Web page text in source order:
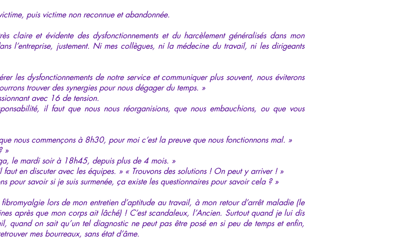
puis victime non reconnue et abandonnée.
claire et évidente des dysfonctionnements et du harcèlement généralisés dans mon
l’entreprise, justement. Ni mes collègues, ni la médecine du travail, ni les dirigeants
les dysfonctionnements de notre service et communiquer plus souvent, nous éviterons
trouver des synergies pour nous dégager du temps. »
avec 16 de tension.
il faut que nous nous réorganisions, que nous embauchions, ou que vous
nous commençons à 8h30, pour moi c’est la preuve que nous fonctionnons mal. »
»
le mardi soir à 18h45, depuis plus de 4 mois. »
en discuter avec les équipes. » « Trouvons des solutions ! On peut y arriver ! »
pour savoir si je suis surmenée, ça existe les questionnaires pour savoir cela ? »
lors de mon entretien d’aptitude au travail, à mon retour d’arrêt maladie (le
après que mon corps ait lâché) ! C’est scandaleux, l’Ancien. Surtout quand je lui dis
quand on sait qu’un tel diagnostic ne peut pas être posé en si peu de temps et enfin,
mes bourreaux, sans état d’âme.